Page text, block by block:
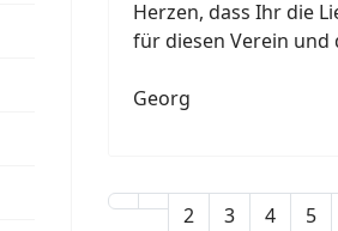
Herzen, dass Ihr die
für diesen Verein
Georg
2 3 4 5